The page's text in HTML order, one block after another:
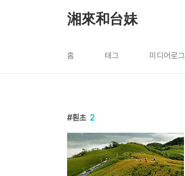
湘來和台妹
홈 태그 미디어로그
훤초 2